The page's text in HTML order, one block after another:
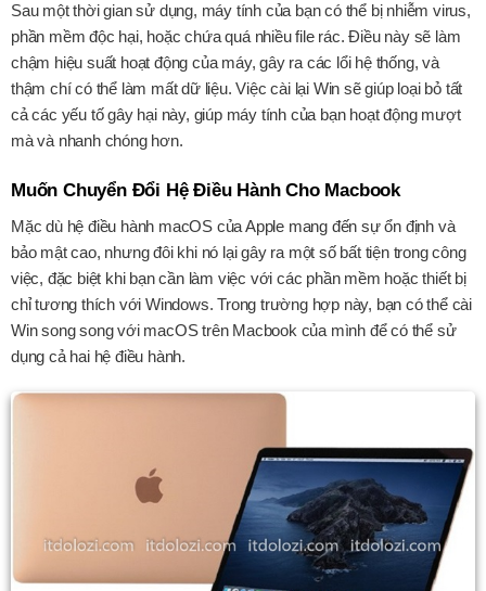
Sau một thời gian sử dụng, máy tính của bạn có thể bị nhiễm virus,
phần mềm độc hại, hoặc chứa quá nhiều file rác. Điều này sẽ làm
chậm hiệu suất hoạt động của máy, gây ra các lổi hệ thống, và
thậm chí có thể làm mất dữ liệu. Việc cài lại Win sẽ giúp loại bỏ tất
cả các yếu tố gây hại này, giúp máy tính của bạn hoạt động mượt
mà và nhanh chóng hơn.
Muốn Chuyển Đổi Hệ Điều Hành Cho Macbook
Mặc dù hệ điều hành macOS của Apple mang đến sự ổn định và
bảo mật cao, nhưng đôi khi nó lại gây ra một số bất tiện trong công
việc, đặc biệt khi bạn cần làm việc với các phần mềm hoặc thiết bị
chỉ tương thích với Windows. Trong trường hợp này, bạn có thể cài
Win song song với macOS trên Macbook của mình để có thể sử
dụng cả hai hệ điều hành.